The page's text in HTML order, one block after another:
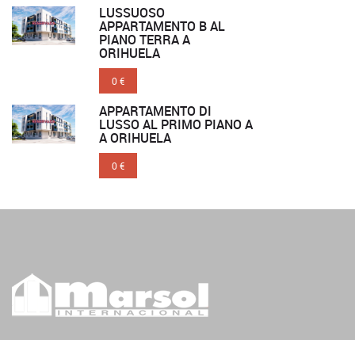
LUSSUOSO
APPARTAMENTO B AL
PIANO TERRA A
ORIHUELA
0 €
APPARTAMENTO DI
LUSSO AL PRIMO PIANO A
A ORIHUELA
0 €